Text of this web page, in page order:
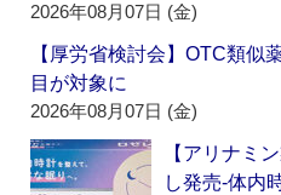
2026年08月07日 (金)
【厚労省検討会】OTC類似
目が対象に
2026年08月07日 (金)
【アリナミ
し発売‐体内